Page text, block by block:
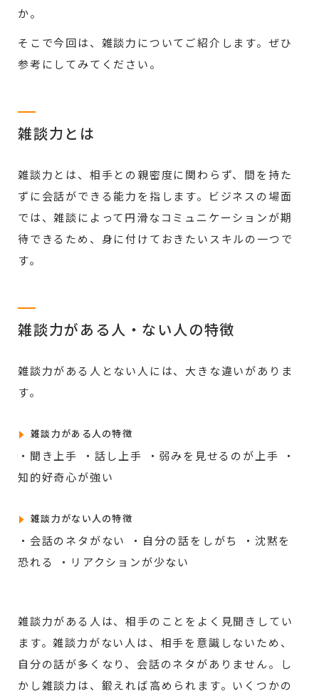
か。
そこで今回は、雑談力についてご紹介します。ぜひ
参考にしてみてください。
雑談力とは
雑談力とは、相手との親密度に関わらず、間を持た
ずに会話ができる能力を指します。ビジネスの場面
では、雑談によって円滑なコミュニケーションが期
待できるため、身に付けておきたいスキルの一つで
す。
雑談力がある人・ない人の特徴
雑談力がある人とない人には、大きな違いがありま
す。
雑談力がある人の特徴
・聞き上手 ・話し上手 ・弱みを見せるのが上手 ・
知的好奇心が強い
雑談力がない人の特徴
・会話のネタがない ・自分の話をしがち ・沈黙を
恐れる ・リアクションが少ない
雑談力がある人は、相手のことをよく見聞きしてい
ます。雑談力がない人は、相手を意識しないため、
自分の話が多くなり、会話のネタがありません。し
かし雑談力は、鍛えれば高められます。いくつかの